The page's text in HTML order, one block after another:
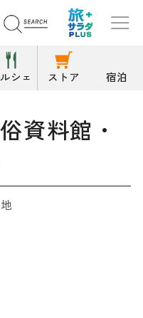
シェ ストア 宿泊
館
資料館・